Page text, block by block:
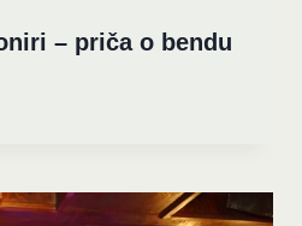
– priča o bendu